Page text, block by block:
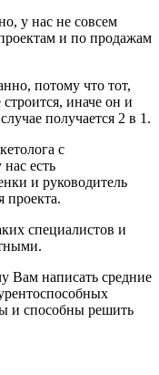
у нас не совсем
и по продажам
потому что тот,
иначе он и
получается 2 в 1.
с
есть
и руководитель
проекта.
специалистов и
Вам написать средние
и способны решить